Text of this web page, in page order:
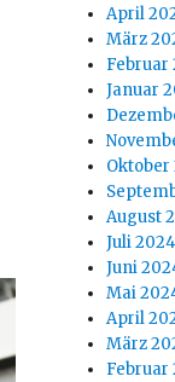
April
März
Februar
Januar
Oktober
August
Juli 2024
Juni
Mai
April
März
Februar